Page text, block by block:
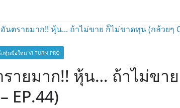
หุ้นมือใหม่ VI TURN PRO
ายมาก!! หุ้น… ถ้าไม่ขา
EP.44)